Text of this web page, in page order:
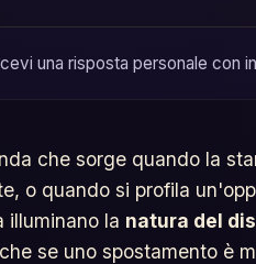
una risposta personale con
che sorge quando la
o quando si profila
illuminano la natura del
se uno spostamento è